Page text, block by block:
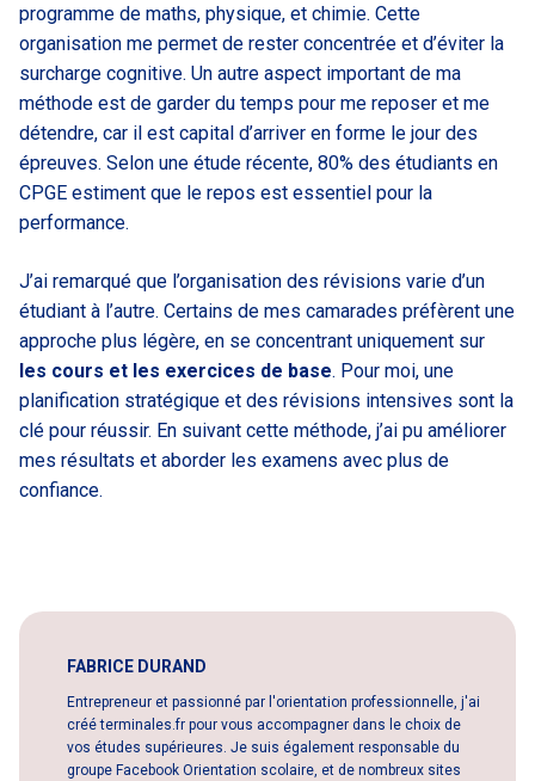
programme de maths, physique, et chimie. Cette
organisation me permet de rester concentrée et d’éviter la
surcharge cognitive. Un autre aspect important de ma
méthode est de garder du temps pour me reposer et me
détendre, car il est capital d’arriver en forme le jour des
épreuves. Selon une étude récente, 80% des étudiants en
CPGE estiment que le repos est essentiel pour la
performance.
J’ai remarqué que l’organisation des révisions varie d’un
étudiant à l’autre. Certains de mes camarades préfèrent une
approche plus légère, en se concentrant uniquement sur
les cours et les exercices de base. Pour moi, une
planification stratégique et des révisions intensives sont la
clé pour réussir. En suivant cette méthode, j’ai pu améliorer
mes résultats et aborder les examens avec plus de
confiance.
FABRICE DURAND
Entrepreneur et passionné par l'orientation professionnelle, j'ai
créé terminales.fr pour vous accompagner dans le choix de
vos études supérieures. Je suis également responsable du
groupe Facebook Orientation scolaire, et de nombreux sites